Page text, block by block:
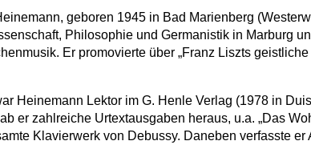
geboren 1945 in Bad Marienberg
Philosophie und Germanistik in Marburg
Er promovierte über „Franz Liszts
Heinemann Lektor im G. Henle Verlag (1978 in
er zahlreiche Urtextausgaben heraus, u.a. „Das
Klavierwerk von Debussy. Daneben verfasste er